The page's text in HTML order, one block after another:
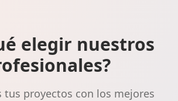
elegir nuestros
tus proyectos con los mejores